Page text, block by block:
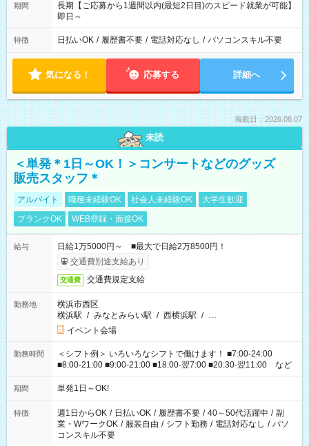
期間
長期【ご応募から1週間以内(最短2日目)のスピード就業が可能】
即日～
特徴 日払いOK / 履歴書不要 / 電話対応なし / パソコンスキル不要
気になる！ 応募する 詳細へ
掲載日：2026.08.07
未読
＜単発＊1日～OK！＞コンサートなどのグッズ
販売スタッフ＊
アルバイト 職種未経験OK 社会人未経験OK
大学生歓迎
ブランクOK
WEB登録・面接OK
給与
日給1万5000円～ ■最大で日給2万8500円！
交通費別途支給あり
交通費 交通費規定支給
勤務地
横浜市西区
横浜駅 / みなとみらい駅 / 西横浜駅 / …
イベント会場
勤務時間
＜シフト例＞ いろいろなシフトで働けます！ ■7:00-24:00
■8:00-21:00 ■9:00-21:00 ■18:00-翌7:00 ■20:30-翌11:00 など
期間 単発1日～OK!
特徴 週1日からOK / 日払いOK / 履歴書不要 / 40～50代活躍中 / 副
業・WワークOK / 服装自由 / シフト勤務 / 電話対応なし / パソ
コンスキル不要